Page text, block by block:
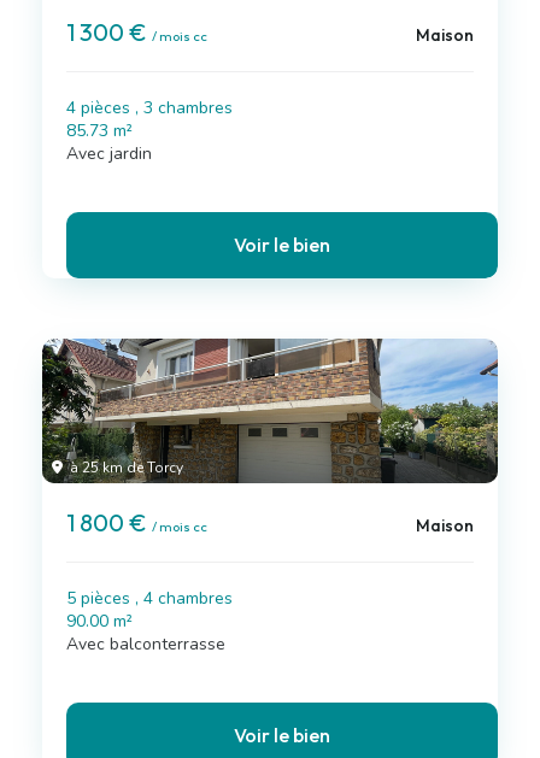
1 300 € / mois cc Maison
4 pièces , 3 chambres
85.73 m²
Avec jardin
Voir le bien
à 25 km de Torcy
1 800 € / mois cc Maison
5 pièces , 4 chambres
90.00 m²
Avec balconterrasse
Voir le bien